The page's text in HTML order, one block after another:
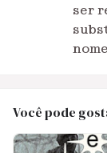
ser
Você pode